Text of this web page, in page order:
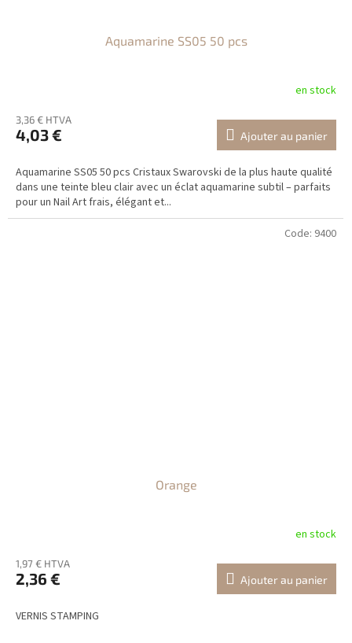
Aquamarine SS05 50 pcs
en stock
3,36 € HTVA
4,03 € Ajouter au panier
Aquamarine SS05 50 pcs Cristaux Swarovski de la plus haute qualité
dans une teinte bleu clair avec un éclat aquamarine subtil – parfaits
pour un Nail Art frais, élégant et...
Orange
en stock
1,97 € HTVA
2,36 € Ajouter au panier
VERNIS STAMPING
Code: 9400